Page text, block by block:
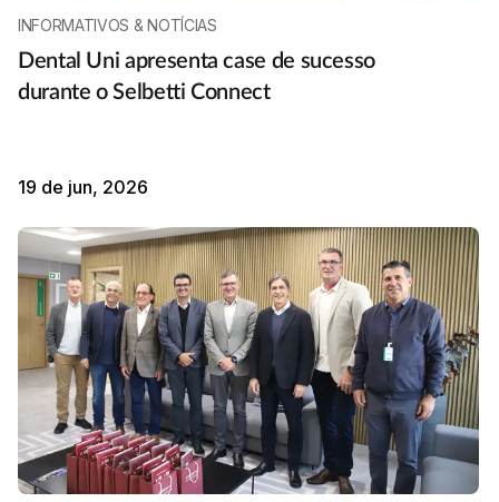
INFORMATIVOS & NOTÍCIAS
Dental Uni apresenta case de sucesso
durante o Selbetti Connect
19 de jun, 2026